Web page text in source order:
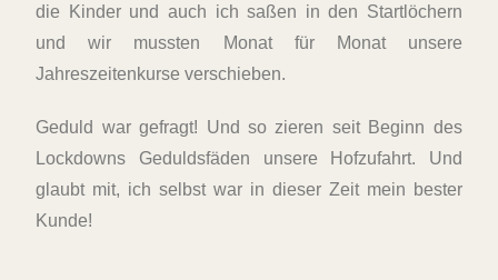
die Kinder und auch ich saßen in den Startlöchern
und wir mussten Monat für Monat unsere
Jahreszeitenkurse verschieben.
Geduld war gefragt! Und so zieren seit Beginn des
Lockdowns Geduldsfäden unsere Hofzufahrt. Und
glaubt mit, ich selbst war in dieser Zeit mein bester
Kunde!